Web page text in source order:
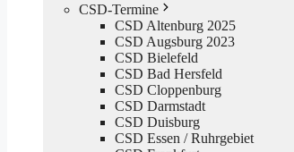
CSD-Termine
CSD Altenburg 2025
CSD Augsburg 2023
CSD Bielefeld
CSD Bad Hersfeld
CSD Cloppenburg
CSD Darmstadt
CSD Duisburg
CSD Essen / Ruhrgebiet